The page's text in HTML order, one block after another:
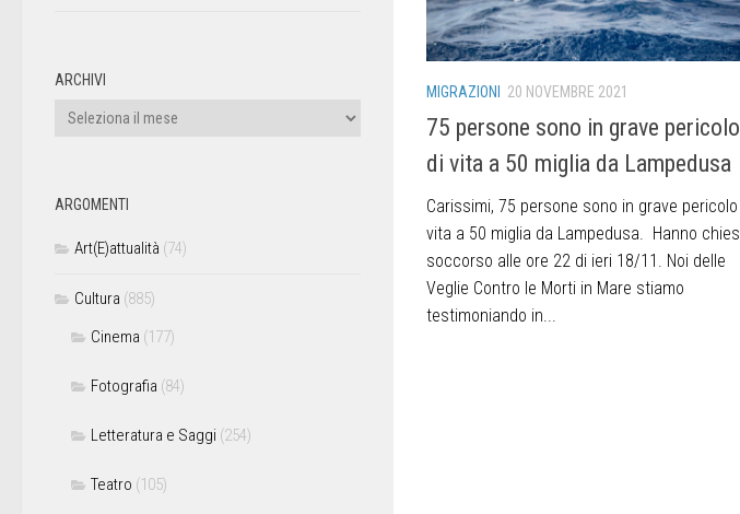
MIGRAZIONI 20 NOVEMBRE 2021
75 persone sono in grave pericolo
di vita a 50 miglia da Lampedusa
Carissimi, 75 persone sono in grave
vita a 50 miglia da Lampedusa. Hanno
soccorso alle ore 22 di ieri 18/11. Noi delle
Veglie Contro le Morti in Mare stiamo
testimoniando in...
ARCHIVI
ARGOMENTI
Art(E)attualità (74)
Cultura (885)
Cinema (177)
Fotografia (84)
Letteratura e Saggi (254)
Teatro (105)